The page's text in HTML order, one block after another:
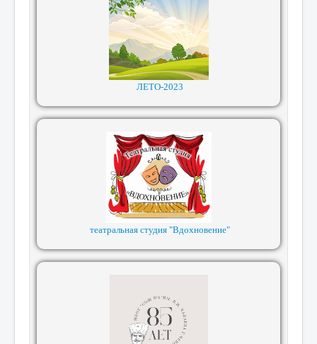
ЛЕТО-2023
театральная студия "Вдохновение"